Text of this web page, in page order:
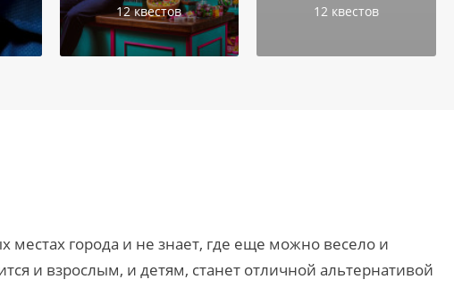
12 квестов 12 квестов
местах города и не знает, где еще можно весело и
и взрослым, и детям, станет отличной альтернативой